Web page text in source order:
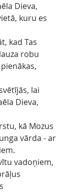
Dieva,
kuru es
kad Tas
robu
lai
Dieva,
kā Mozus
vārda - ar
vadoņiem,